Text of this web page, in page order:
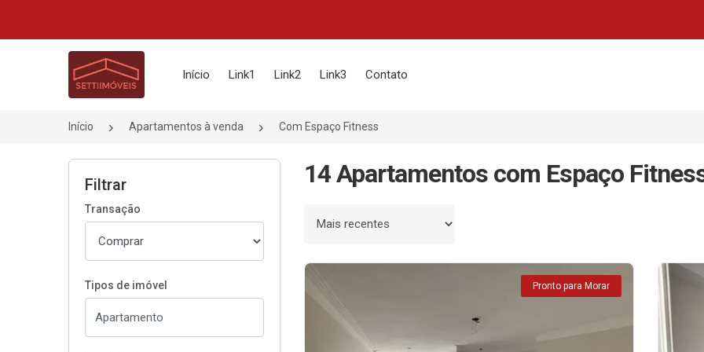
Página inicial
Início Link1 Link2 Link3 Contato
Início Apartamentos à venda Com Espaço Fitness
Filtrar
Transação
Tipos de imóvel
14 Apartamentos com Espaço
Ordenar por
Pronto para Morar